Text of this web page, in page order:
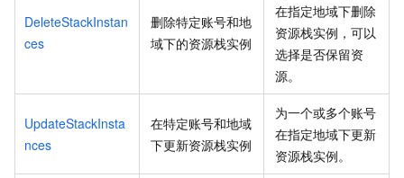
DeleteStackInstan
ces
删除特定账号和地
域下的资源栈实例
在指定地域下删除
资源栈实例，可以
选择是否保留资
源。
UpdateStackInsta
nces
在特定账号和地域
下更新资源栈实例
为一个或多个账号
在指定地域下更新
资源栈实例。